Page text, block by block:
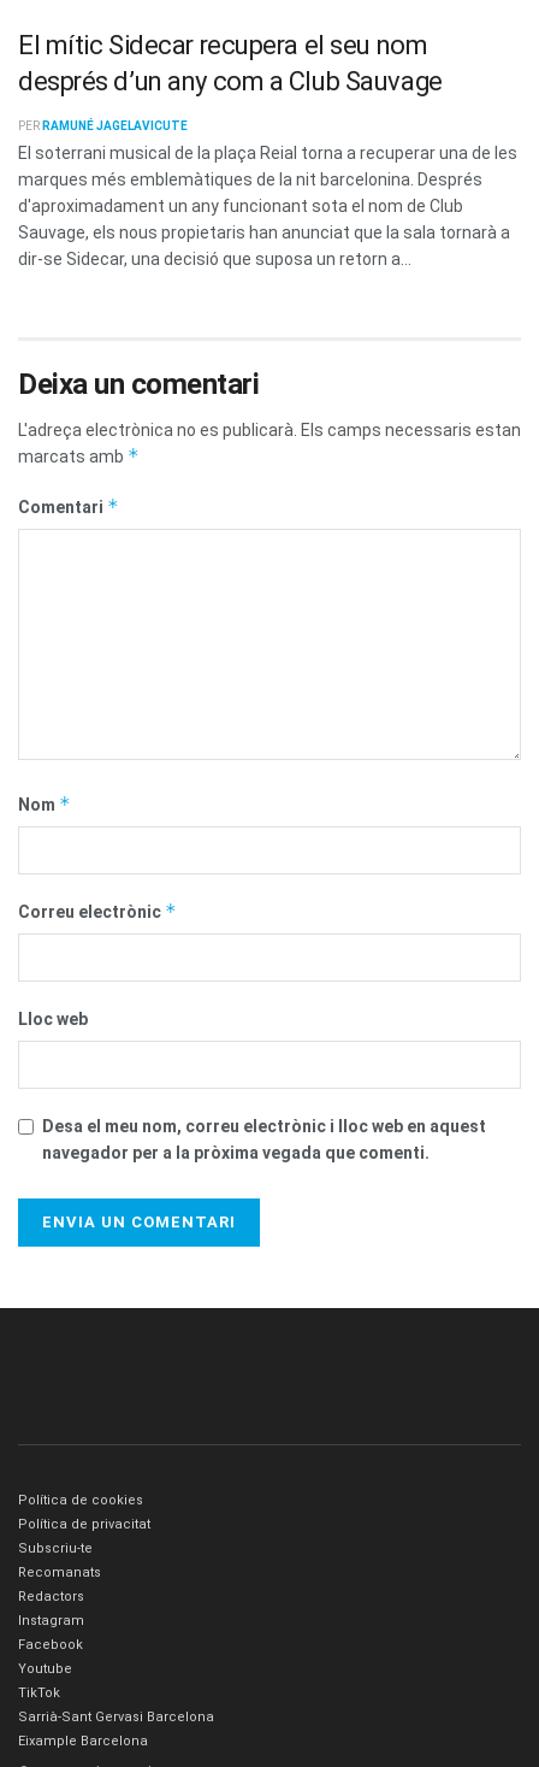
El mític Sidecar recupera el seu nom
després d’un any com a Club Sauvage
PER RAMUNÉ JAGELAVICUTE
El soterrani musical de la plaça Reial torna a recuperar una de les
marques més emblemàtiques de la nit barcelonina. Després
d'aproximadament un any funcionant sota el nom de Club
Sauvage, els nous propietaris han anunciat que la sala tornarà a
dir-se Sidecar, una decisió que suposa un retorn a...
Deixa un comentari
L'adreça electrònica no es publicarà. Els camps necessaris estan
marcats amb *
Comentari *
Nom *
Correu electrònic *
Lloc web
Desa el meu nom, correu electrònic i lloc web en aquest
navegador per a la pròxima vegada que comenti.
Política de cookies
Política de privacitat
Subscriu-te
Recomanats
Redactors
Instagram
Facebook
Youtube
TikTok
Sarrià-Sant Gervasi Barcelona
Eixample Barcelona